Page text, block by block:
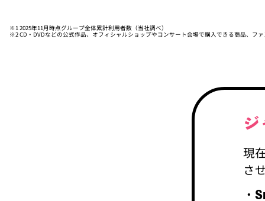
※1 2025年11月時点グループ全体累計利用者数（当社調べ）
※2 CD・DVDなどの公式作品、オフィシャルショップやコンサート会場で購入できる商品、フ